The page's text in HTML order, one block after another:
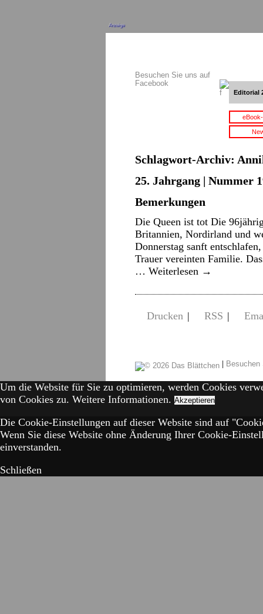
Anzeige
Besuchen Sie uns auf
Facebook
Editorial
Schlagwort-Archiv:
25. Jahrgang | Nummer
Bemerkungen
Die Queen ist tot Die
Britannien, Nordirland und
Donnerstag sanft
Trauer vereinten Familie.
… Weiterlesen →
Drucken | RSS |
|
Um die Website für Sie zu optimieren, werden Cookies
von Cookies zu. Weitere Informationen. Akzeptieren
Die Cookie-Einstellungen auf dieser Website sind auf
Wenn Sie diese Website ohne Änderung Ihrer Cookie-
einverstanden.
Schließen